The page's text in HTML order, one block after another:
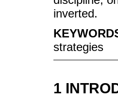
inverted.
strategies
1